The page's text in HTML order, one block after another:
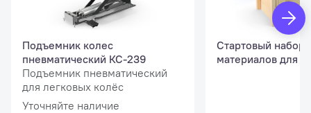
Сенсорный монитор
Подъемник колес
пневматический КС-239
Подъемник пневматический
для легковых колёс
Уточняйте наличие
Стартовый набор
материалов для